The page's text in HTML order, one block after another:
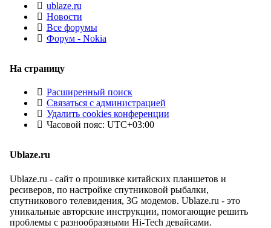
ublaze.ru
Новости
Все форумы
Форум - Nokia
На страницу
Расширенный поиск
Связаться с администрацией
Удалить cookies конференции
Часовой пояс: UTC+03:00
Ublaze.ru
Ublaze.ru - сайт о прошивке китайских планшетов и
ресиверов, по настройке спутниковой рыбалки,
спутникового телевидения, 3G модемов. Ublaze.ru - это
уникальные авторские инструкции, помогающие решить
проблемы с разнообразными Hi-Tech девайсами.